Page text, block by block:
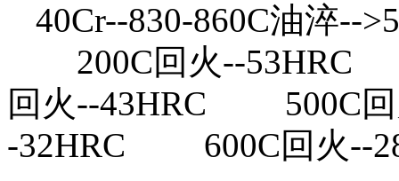
40Cr--830-860C油淬
200C回火--53HRC
回火--43HRC 500C
-32HRC 600C回火--